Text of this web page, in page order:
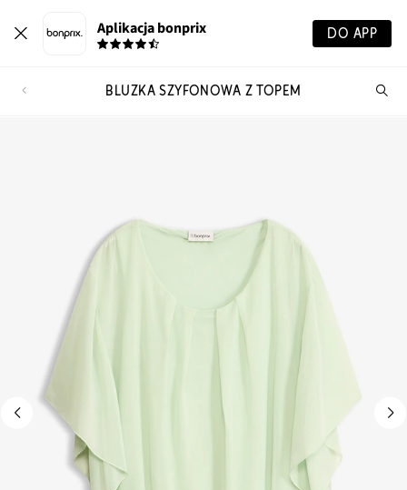
Aplikacja bonprix DO APP
BLUZKA SZYFONOWA Z TOPEM